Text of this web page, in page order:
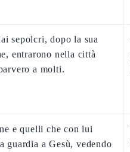
sepolcri, dopo la sua
entrarono nella città
a molti.
e quelli che con lui
guardia a Gesù, vedendo